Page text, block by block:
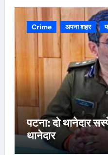
Crime अपना शहर
पटना: दो थानेदार
थानेदार